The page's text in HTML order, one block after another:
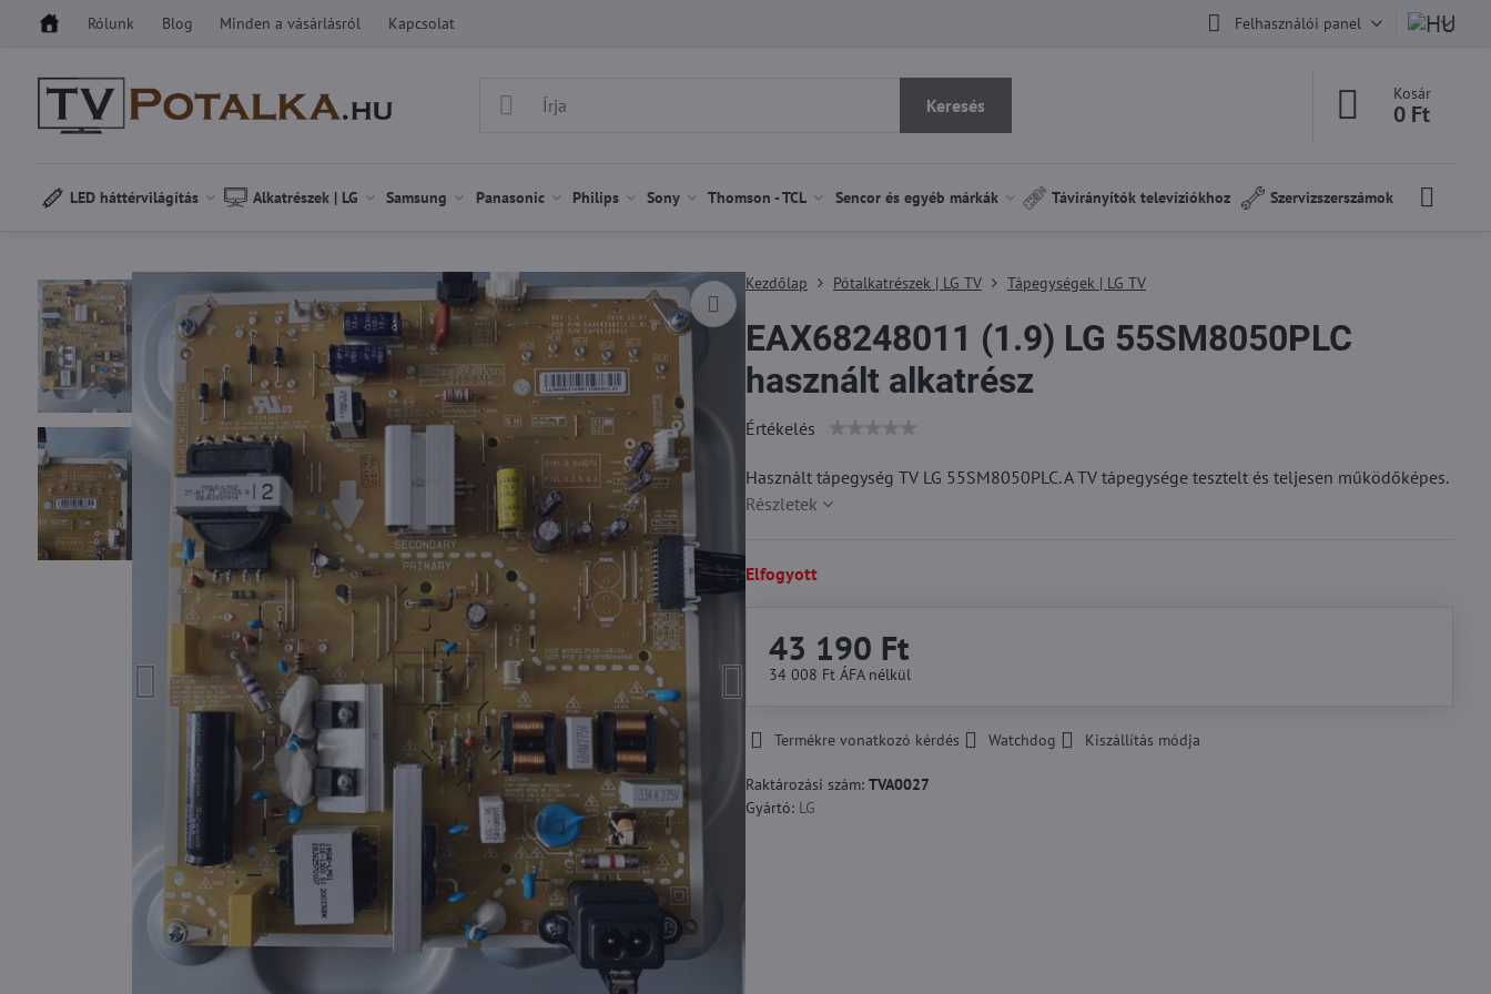
Rólunk Blog Minden a vásárlásról Kapcsolat Felhasználói panel
Keresés
Kosár
0 Ft
LED háttérvilágítás Alkatrészek | LG Samsung Panasonic Philips Sony Thomson - TCL Sencor és egyéb márkák Távirányítók televíziókhoz Szervizszerszámok
Kezdőlap Pótalkatrészek | LG TV Tápegységek | LG TV
EAX68248011 (1.9) LG 55SM8050PLC
használt alkatrész
Értékelés
Használt tápegység TV LG 55SM8050PLC. A TV tápegysége tesztelt és teljesen működőképes.
Részletek
Elfogyott
43 190 Ft
34 008 Ft ÁFA nélkül
Termékre vonatkozó kérdés Watchdog Kiszállítás módja
Raktározási szám: TVA0027
Gyártó: LG